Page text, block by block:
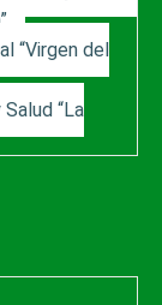
“Virgen del
“La